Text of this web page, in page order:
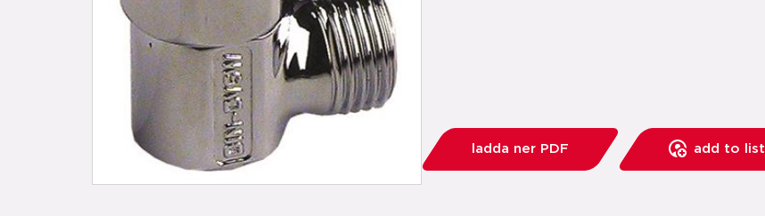
ladda ner PDF add to list